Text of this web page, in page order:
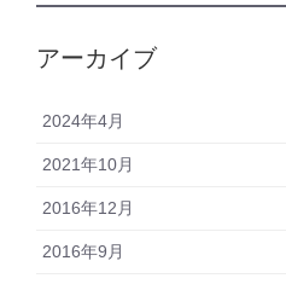
アーカイブ
2024年4月
2021年10月
2016年12月
2016年9月